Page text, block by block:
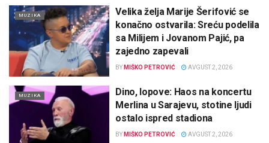
MUZIKA
Velika želja Marije Šerifović se
konačno ostvarila: Sreću podelila
sa Milijem i Jovanom Pajić, pa
zajedno zapevali
BY MIŠKO PETROVIĆ AVGUST 2, 2026
MUZIKA
Dino, lopove: Haos na koncertu
Merlina u Sarajevu, stotine ljudi
ostalo ispred stadiona
BY MIŠKO PETROVIĆ AVGUST 2, 2026